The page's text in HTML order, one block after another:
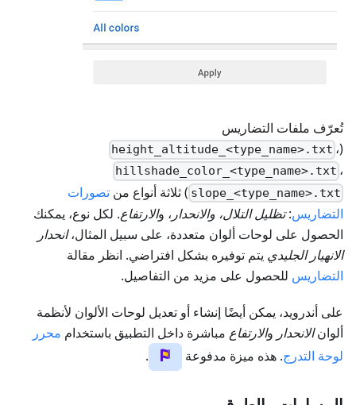
تُعرّف ملفات التضاريس
(
height_altitude_<type_name>.txt ،
hillshade_color_<type_name>.txt ،
slope_<type_name>.txt ) ثلاثة أنواع منتصورات
التضاريس:تظليل التلال، والانحدار ، والارتفاع. لكل نوع، يمكنك
الحصول على لوحات ألوان متعددة، على سبيل المثال،انحدار
الانهيار الجليدي يتم توفيره بشكل افتراضي. انظر مقالة
التضاريس للحصول على مزيد من التفاصيل.
على أندرويد، يمكن أيضًا إنشاء أو تعديل لوحات الألوان لأنظمة
ألوانالانحدار والارتفاع مباشرة داخل التطبيق باستخدام محرر
لوحة التدرج. هذه ميزة مدفوعة .